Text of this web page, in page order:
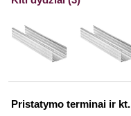
Pristatymo terminai ir kt.